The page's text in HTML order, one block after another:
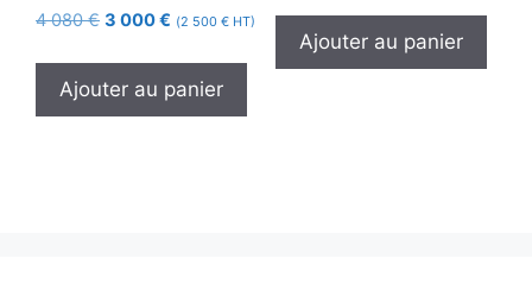
4 080€ Le
initial
était :
4
3 000€ Le
actuel
est :
3
(2 500 € HT)
Ajouter au panier
Ajouter au panier